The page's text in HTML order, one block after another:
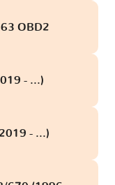
OBD2
- ...)
- ...)